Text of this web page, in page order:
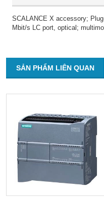
SCALANCE X accessory;
Mbit/s LC port, optical;
SẢN PHẨM LIÊN QUAN